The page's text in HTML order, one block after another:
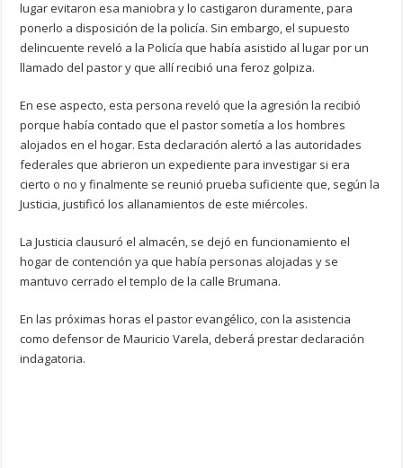
lugar evitaron esa maniobra y lo castigaron duramente, para
ponerlo a disposición de la policía. Sin embargo, el supuesto
delincuente reveló a la Policía que había asistido al lugar por un
llamado del pastor y que allí recibió una feroz golpiza.
En ese aspecto, esta persona reveló que la agresión la recibió
porque había contado que el pastor sometía a los hombres
alojados en el hogar. Esta declaración alertó a las autoridades
federales que abrieron un expediente para investigar si era
cierto o no y finalmente se reunió prueba suficiente que, según la
Justicia, justificó los allanamientos de este miércoles.
La Justicia clausuró el almacén, se dejó en funcionamiento el
hogar de contención ya que había personas alojadas y se
mantuvo cerrado el templo de la calle Brumana.
En las próximas horas el pastor evangélico, con la asistencia
como defensor de Mauricio Varela, deberá prestar declaración
indagatoria.